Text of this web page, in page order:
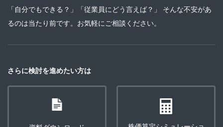
「自分でもできる？」「従業員にどう言えば？」 そんな不安があ
るのは当たり前です。お気軽にご相談ください。
さらに検討を進めたい方は